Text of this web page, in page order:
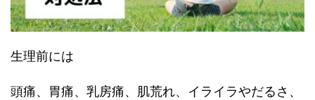
生理前には
頭痛、胃痛、乳房痛、肌荒れ、イライラやだるさ、